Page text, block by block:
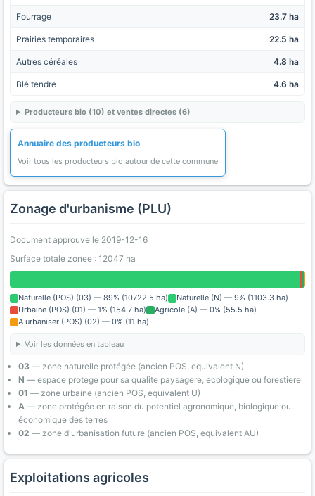
Fourrage 23.7 ha
Prairies temporaires 22.5 ha
Autres céréales 4.8 ha
Blé tendre 4.6 ha
Producteurs bio (10) et ventes directes (6)
Annuaire des producteurs bio
Voir tous les producteurs bio autour de cette commune
Zonage d'urbanisme (PLU)
Document approuve le 2019-12-16
Surface totale zonee : 12047 ha
Naturelle (POS) (03) — 89% (10722.5 ha)
Naturelle (N) — 9% (1103.3 ha)
Urbaine (POS) (01) — 1% (154.7 ha)
Agricole (A) — 0% (55.5 ha)
A urbaniser (POS) (02) — 0% (11 ha)
Voir les données en tableau
03 — zone naturelle protégée (ancien POS, equivalent N)
N — espace protege pour sa qualite paysagere, ecologique ou forestiere
01 — zone urbaine (ancien POS, equivalent U)
A — zone protégée en raison du potentiel agronomique, biologique ou
économique des terres
02 — zone d'urbanisation future (ancien POS, equivalent AU)
Exploitations agricoles